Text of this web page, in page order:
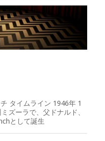
タイムライン 1946年 1
ズーラで、父ドナルド、
として誕生